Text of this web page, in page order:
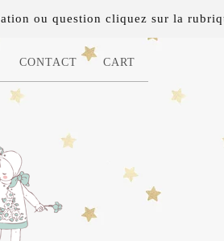
ou question cliquez sur la
CONTACT CART